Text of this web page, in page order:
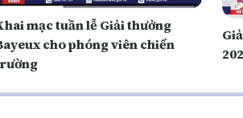
mạc tuần lễ Giải thưởng
cho phóng viên chiến